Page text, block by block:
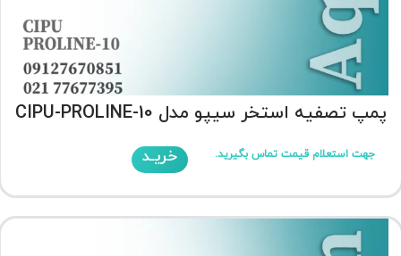
پمپ تصفیه استخر سیپو مدل CIPU-PROLINE-10
جهت استعلام قیمت تماس بگیرید. خریـد